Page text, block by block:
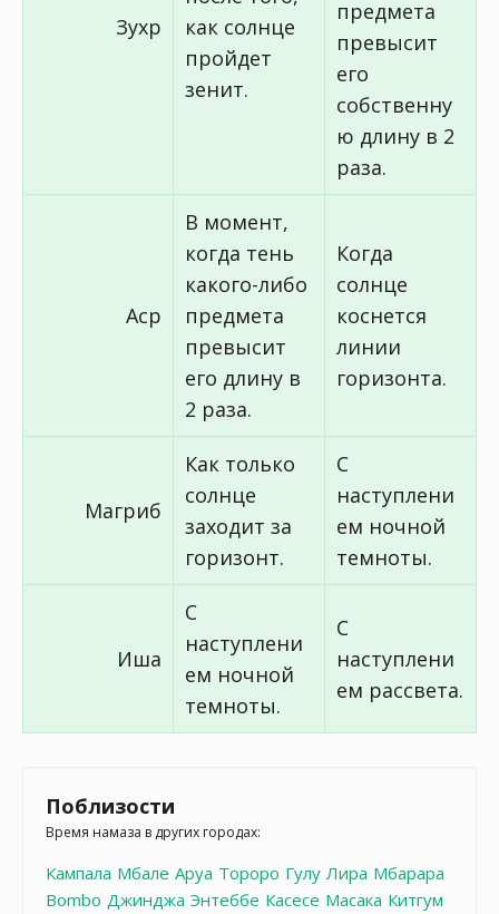
Зухр
как солнце
пройдет
зенит.
предмета
превысит
его
собственну
ю длину в 2
раза.
Аср
В момент,
когда тень
какого-либо
предмета
превысит
его длину в
2 раза.
Когда
солнце
коснется
линии
горизонта.
Магриб
Как только
солнце
заходит за
горизонт.
С
наступлени
ем ночной
темноты.
Иша
С
наступлени
ем ночной
темноты.
С
наступлени
ем рассвета.
Поблизости
Время намаза в других городах:
Кампала Мбале Аруа Тороро Гулу Лира Мбарара
Bombo Джинджа Энтеббе Касесе Масака Китгум